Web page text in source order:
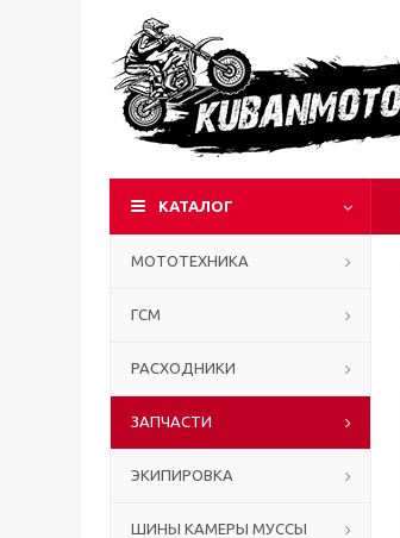
КАТАЛОГ
МОТОТЕХНИКА
ГСМ
РАСХОДНИКИ
ЗАПЧАСТИ
ЭКИПИРОВКА
ШИНЫ КАМЕРЫ МУССЫ